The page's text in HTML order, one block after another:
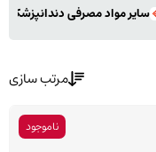
سایر مواد مصرفی دندانپزشکی
مرتب سازی
ناموجود